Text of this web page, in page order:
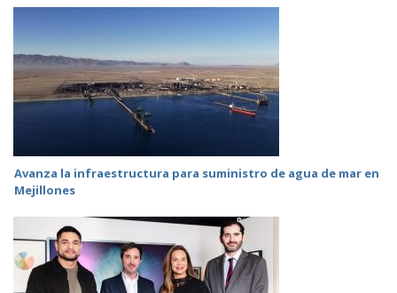
Avanza la infraestructura para suministro de agua de mar en
Mejillones